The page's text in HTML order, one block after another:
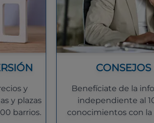
y
y plazas
barrios.
CONSEJOS
Benefíciate de la
independiente al
conocimientos con la